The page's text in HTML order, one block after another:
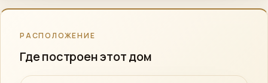
РАСПОЛОЖЕНИЕ
Где построен этот дом